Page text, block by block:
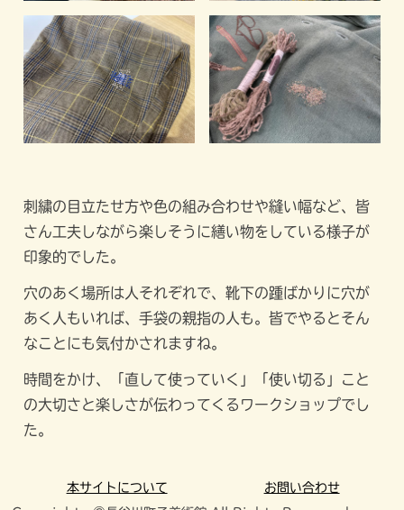
刺繍の目立たせ方や色の組み合わせや縫い幅など、皆
さん工夫しながら楽しそうに繕い物をしている様子が
印象的でした。
穴のあく場所は人それぞれで、靴下の踵ばかりに穴が
あく人もいれば、手袋の親指の人も。皆でやるとそん
なことにも気付かされますね。
時間をかけ、「直して使っていく」「使い切る」こと
の大切さと楽しさが伝わってくるワークショップでし
た。
本サイトについて
お問い合わせ